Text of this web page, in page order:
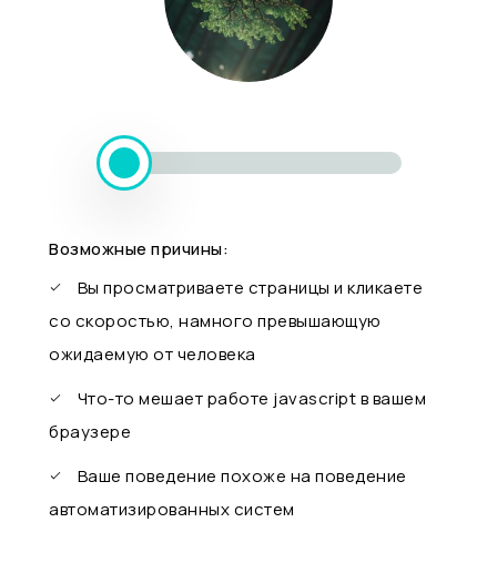
Возможные причины:
Вы просматриваете страницы и кликаете
со скоростью, намного превышающую
ожидаемую от человека
Что-то мешает работе javascript в вашем
браузере
Ваше поведение похоже на поведение
автоматизированных систем